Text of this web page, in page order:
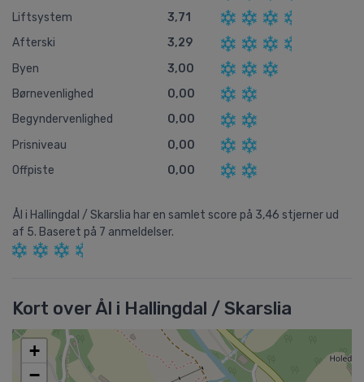
Liftsystem
3,71
Afterski
3,29
Byen
3,00
Børnevenlighed
0,00
Begyndervenlighed
0,00
Prisniveau
0,00
Offpiste
0,00
Ål i Hallingdal / Skarslia har en samlet score på 3,46 stjerner ud
af 5. Baseret på 7 anmeldelser.
Kort over Ål i Hallingdal / Skarslia
+
−